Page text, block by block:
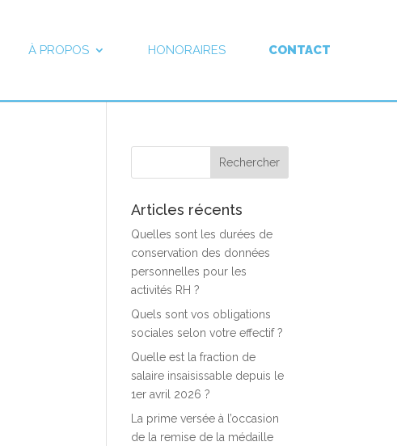
À PROPOS HONORAIRES CONTACT
Articles récents
Quelles sont les durées de
conservation des données
personnelles pour les
activités RH ?
Quels sont vos obligations
sociales selon votre effectif ?
Quelle est la fraction de
salaire insaisissable depuis le
1er avril 2026 ?
La prime versée à l’occasion
de la remise de la médaille